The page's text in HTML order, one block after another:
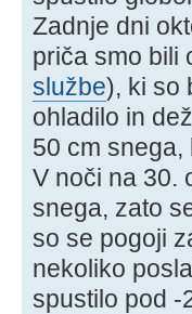
Zadnje dni
priča smo bili
službe), ki so
ohladilo in
50 cm snega,
V noči na 30.
snega, zato
so se pogoji
nekoliko
spustilo pod -